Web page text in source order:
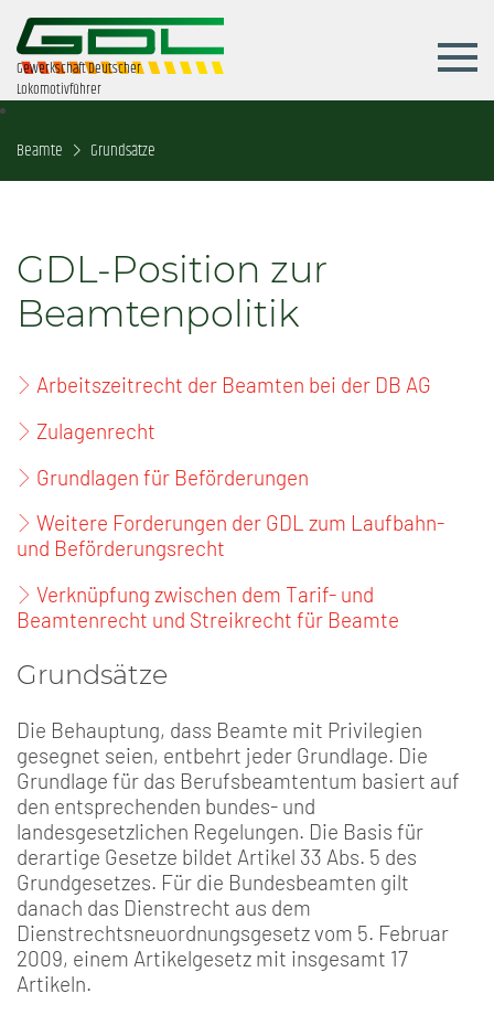
Gewerkschaft Deutscher
Lokomotivführer
Beamte Grundsätze
GDL-Position zur
Beamtenpolitik
Arbeitszeitrecht der Beamten bei der DB AG
Zulagenrecht
Grundlagen für Beförderungen
Weitere Forderungen der GDL zum Laufbahn-
und Beförderungsrecht
Verknüpfung zwischen dem Tarif- und
Beamtenrecht und Streikrecht für Beamte
Grundsätze
Die Behauptung, dass Beamte mit Privilegien
gesegnet seien, entbehrt jeder Grundlage. Die
Grundlage für das Berufsbeamtentum basiert auf
den entsprechenden bundes- und
landesgesetzlichen Regelungen. Die Basis für
derartige Gesetze bildet Artikel 33 Abs. 5 des
Grundgesetzes. Für die Bundesbeamten gilt
danach das Dienstrecht aus dem
Dienstrechtsneuordnungsgesetz vom 5. Februar
2009, einem Artikelgesetz mit insgesamt 17
Artikeln.